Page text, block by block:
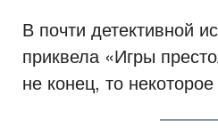
В почти детективной
приквела «Игры
не конец, то